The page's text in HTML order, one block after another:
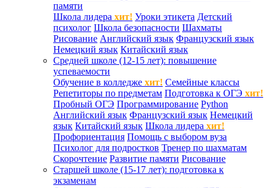
памяти
Школа лидера хит! Уроки этикета Детский
психолог Школа безопасности Шахматы
Рисование Английский язык Французский язык
Немецкий язык Китайский язык
Средней школе (12-15 лет): повышение
успеваемости
Обучение в колледже хит! Семейные классы
Репетиторы по предметам Подготовка к ОГЭ хит!
Пробный ОГЭ Программирование Python
Английский язык Французский язык Немецкий
язык Китайский язык Школа лидера хит!
Профориентация Помощь с выбором вуза
Психолог для подростков Тренер по шахматам
Скорочтение Развитие памяти Рисование
Старшей школе (15-17 лет): подготовка к
экзаменам